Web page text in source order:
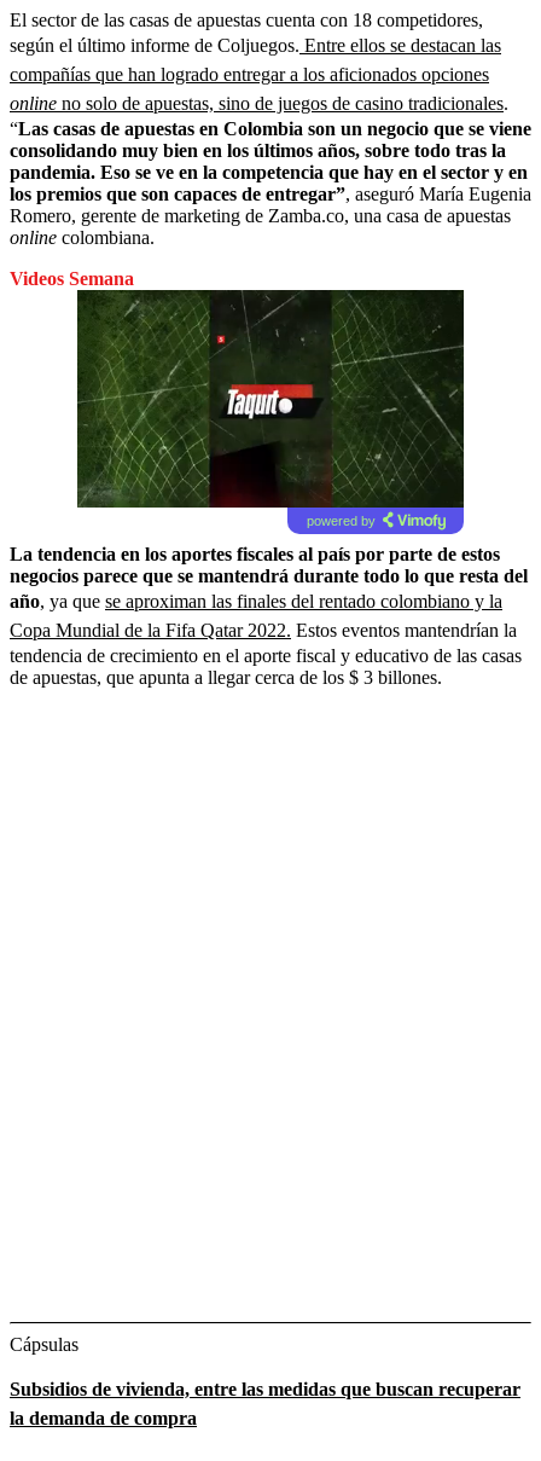
El sector de las casas de apuestas cuenta con 18 competidores,
según el último informe de Coljuegos. Entre ellos se destacan las
compañías que han logrado entregar a los aficionados opciones
online no solo de apuestas, sino de juegos de casino tradicionales.
“Las casas de apuestas en Colombia son un negocio que se viene
consolidando muy bien en los últimos años, sobre todo tras la
pandemia. Eso se ve en la competencia que hay en el sector y en
los premios que son capaces de entregar”, aseguró María Eugenia
Romero, gerente de marketing de Zamba.co, una casa de apuestas
online colombiana.
Videos Semana
powered by
La tendencia en los aportes fiscales al país por parte de estos
negocios parece que se mantendrá durante todo lo que resta del
año, ya que se aproximan las finales del rentado colombiano y la
Copa Mundial de la Fifa Qatar 2022. Estos eventos mantendrían la
tendencia de crecimiento en el aporte fiscal y educativo de las casas
de apuestas, que apunta a llegar cerca de los $ 3 billones.
Cápsulas
Subsidios de vivienda, entre las medidas que buscan recuperar
la demanda de compra